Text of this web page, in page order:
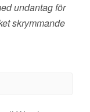
undantag för
skrymmande